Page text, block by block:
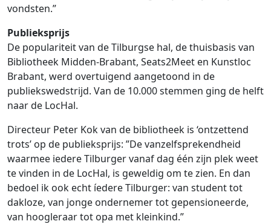
vondsten.”
Publieksprijs
De populariteit van de Tilburgse hal, de thuisbasis van
Bibliotheek Midden-Brabant, Seats2Meet en Kunstloc
Brabant, werd overtuigend aangetoond in de
publiekswedstrijd. Van de 10.000 stemmen ging de helft
naar de LocHal.
Directeur Peter Kok van de bibliotheek is ‘ontzettend
trots’ op de publieksprijs: ”De vanzelfsprekendheid
waarmee iedere Tilburger vanaf dag één zijn plek weet
te vinden in de LocHal, is geweldig om te zien. En dan
bedoel ik ook echt íedere Tilburger: van student tot
dakloze, van jonge ondernemer tot gepensioneerde,
van hoogleraar tot opa met kleinkind.”